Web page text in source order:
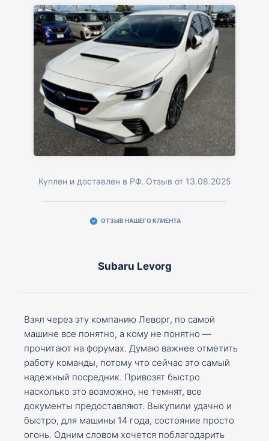
Куплен и доставлен в РФ. Отзыв от 13.08.2025
ОТЗЫВ НАШЕГО КЛИЕНТА
Subaru Levorg
Взял через эту компанию Леворг, по самой
машине все понятно, а кому не понятно —
прочитают на форумах. Думаю важнее отметить
работу команды, потому что сейчас это самый
надежный посредник. Привозят быстро
насколько это возможно, не темнят, все
документы предоставляют. Выкупили удачно и
быстро, для машины 14 года, состояние просто
огонь. Одним словом хочется поблагодарить